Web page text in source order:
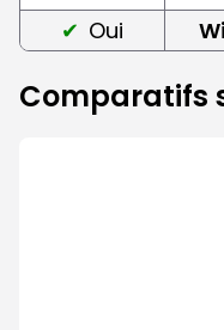
Oui
Comparatifs